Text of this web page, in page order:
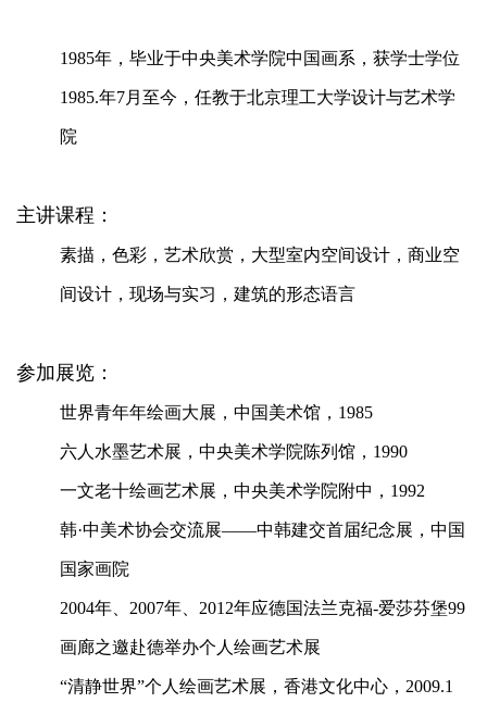
1985年，毕业于中央美术学院中国画系，获学士学位
1985.年7月至今，任教于北京理工大学设计与艺术学
院
主讲课程：
素描，色彩，艺术欣赏，大型室内空间设计，商业空
间设计，现场与实习，建筑的形态语言
参加展览：
世界青年年绘画大展，中国美术馆，1985
六人水墨艺术展，中央美术学院陈列馆，1990
一文老十绘画艺术展，中央美术学院附中，1992
韩·中美术协会交流展——中韩建交首届纪念展，中国
国家画院
2004年、2007年、2012年应德国法兰克福-爱莎芬堡99
画廊之邀赴德举办个人绘画艺术展
“清静世界”个人绘画艺术展，香港文化中心，2009.1